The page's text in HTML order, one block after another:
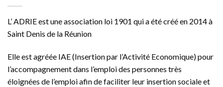
L’ ADRIE est une association loi 1901 qui a été créé en 2014 à
Saint Denis de la Réunion
Elle est agréée IAE(Insertion par l’Activité Economique) pour
l’accompagnement dans l’emploi des personnes très
éloignées de l’emploi afin de faciliter leur insertion sociale et